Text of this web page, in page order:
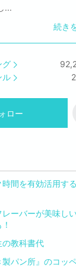
...
続き
グ
ル
ロー
間を有効活用す
ーバーが美味し
教科書代
製パン所』のコッ